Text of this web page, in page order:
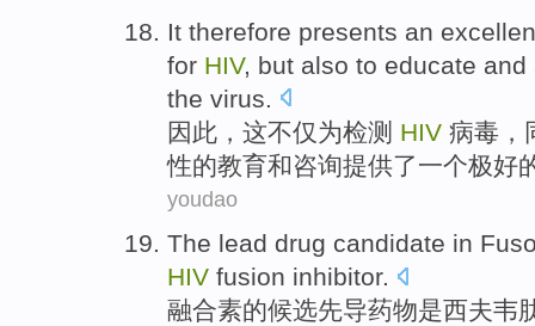
It therefore presents an
for HIV, but also to educate and
the virus
因此 ，这不仅为检测 HIV 病毒，
性的教育和咨询提供了一个极好
youdao
The lead drug candidate in
HIV fusion inhibitor.
融合素的候选先导药物是西夫韦